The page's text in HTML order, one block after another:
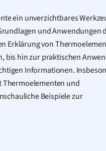
ein unverzichtbares
und Anwendungen
Erklärung von
bis hin zur praktischen
Informationen.
Thermoelementen und
Beispiele zur